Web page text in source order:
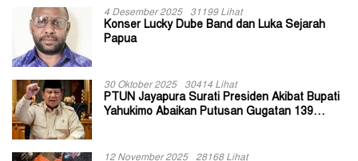
4 Desember 2025 31199 Lihat
Konser Lucky Dube Band dan Luka Sejarah
Papua
30 Oktober 2025 30414 Lihat
PTUN Jayapura Surati Presiden Akibat Bupati
Yahukimo Abaikan Putusan Gugatan 139
12 November 2025 28168 Lihat